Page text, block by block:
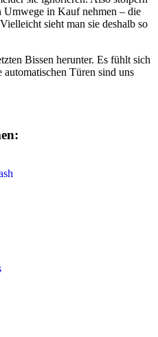
Umwege in Kauf nehmen – die
sieht man sie deshalb so
Bissen herunter. Es fühlt sich
Türen sind uns